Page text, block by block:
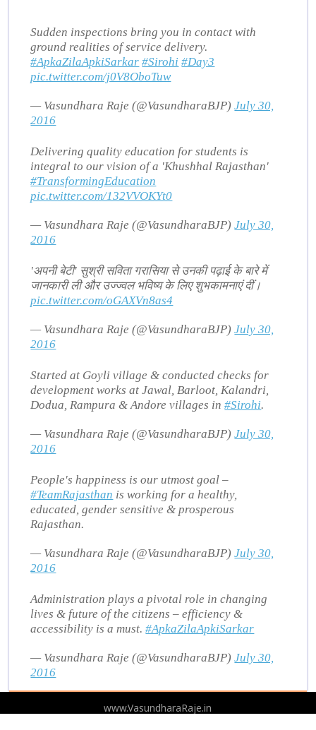
Sudden inspections bring you in contact with
ground realities of service delivery.
#ApkaZilaApkiSarkar #Sirohi #Day3
pic.twitter.com/j0V8OboTuw
— Vasundhara Raje (@VasundharaBJP)July 30,
2016
Delivering quality education for students is
integral to our vision of a 'Khushhal Rajasthan'
#TransformingEducation
pic.twitter.com/132VVOKYt0
— Vasundhara Raje (@VasundharaBJP)July 30,
2016
'अपनी बेटी' सुश्री सविता गरासिया से उनकी पढ़ाई के बारे में
जानकारी ली और उज्ज्वल भविष्य के लिए शुभकामनाएं दीं।
pic.twitter.com/oGAXVn8as4
— Vasundhara Raje (@VasundharaBJP)July 30,
2016
Started at Goyli village & conducted checks for
development works at Jawal, Barloot, Kalandri,
Dodua, Rampura & Andore villages in#Sirohi.
— Vasundhara Raje (@VasundharaBJP)July 30,
2016
People's happiness is our utmost goal –
#TeamRajasthan is working for a healthy,
educated, gender sensitive & prosperous
Rajasthan.
— Vasundhara Raje (@VasundharaBJP)July 30,
2016
Administration plays a pivotal role in changing
lives & future of the citizens – efficiency &
accessibility is a must.#ApkaZilaApkiSarkar
— Vasundhara Raje (@VasundharaBJP)July 30,
2016
www.VasundharaRaje.in